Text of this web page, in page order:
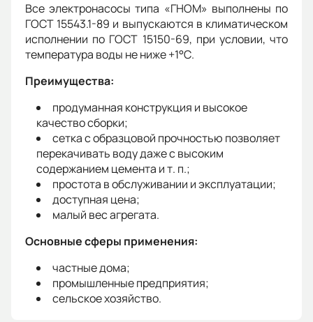
Все электронасосы типа «ГНОМ» выполнены по
ГОСТ 15543.1-89 и выпускаются в климатическом
исполнении по ГОСТ 15150-69, при условии, что
температура воды не ниже +1°С.
Преимущества:
продуманная конструкция и высокое
качество сборки;
сетка с образцовой прочностью позволяет
перекачивать воду даже с высоким
содержанием цемента и т. п.;
простота в обслуживании и эксплуатации;
доступная цена;
малый вес агрегата.
Основные сферы применения:
частные дома;
промышленные предприятия;
сельское хозяйство.